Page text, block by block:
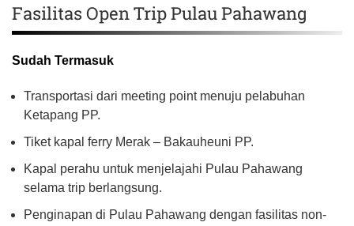
Fasilitas Open Trip Pulau Pahawang
Sudah Termasuk
Transportasi dari meeting point menuju pelabuhan
Ketapang PP.
Tiket kapal ferry Merak – Bakauheuni PP.
Kapal perahu untuk menjelajahi Pulau Pahawang
selama trip berlangsung.
Penginapan di Pulau Pahawang dengan fasilitas non-